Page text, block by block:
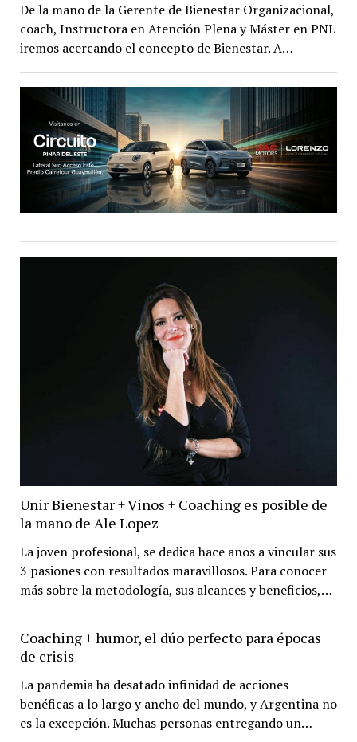
De la mano de la Gerente de Bienestar Organizacional,
coach, Instructora en Atención Plena y Máster en PNL
iremos acercando el concepto de Bienestar. A…
Unir Bienestar + Vinos + Coaching es posible de
la mano de Ale Lopez
La joven profesional, se dedica hace años a vincular sus
3 pasiones con resultados maravillosos. Para conocer
más sobre la metodología, sus alcances y beneficios,…
Coaching + humor, el dúo perfecto para épocas
de crisis
La pandemia ha desatado infinidad de acciones
benéficas a lo largo y ancho del mundo, y Argentina no
es la excepción. Muchas personas entregando un…